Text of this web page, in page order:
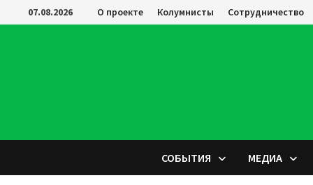
Перейти
к
07.08.2026 О проекте Колумнисты Сотрудничество
СОБЫТИЯ МЕДИА